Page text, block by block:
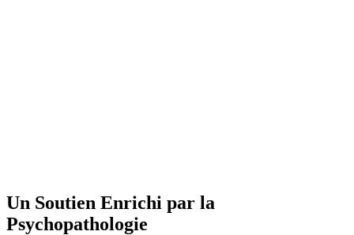
Un Soutien Enrichi par la
Psychopathologie